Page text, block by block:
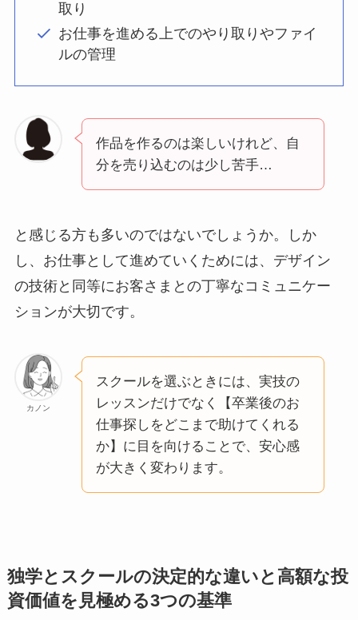
取り
お仕事を進める上でのやり取りやファイ
ルの管理
作品を作るのは楽しいけれど、自
分を売り込むのは少し苦手…
と感じる方も多いのではないでしょうか。しか
し、お仕事として進めていくためには、デザイン
の技術と同等にお客さまとの丁寧なコミュニケー
ションが大切です。
カノン
スクールを選ぶときには、実技の
レッスンだけでなく【卒業後のお
仕事探しをどこまで助けてくれる
か】に目を向けることで、安心感
が大きく変わります。
独学とスクールの決定的な違いと高額な投
資価値を見極める3つの基準